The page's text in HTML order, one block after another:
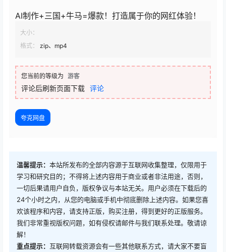
AI制作+三国+牛马=爆款！打造属于你的网红体验！
大小：
格式：
zip、mp4
您当前的等级为 游客
评论后刷新页面下载 评论
夸克网盘
温馨提示： 本站所发布的全部内容源于互联网收集整理，仅限用于
学习和研究目的；不得将上述内容用于商业或者非法用途，否则，
一切后果请用户自负，版权争议与本站无关。用户必须在下载后的
24个小时之内，从您的电脑或手机中彻底删除上述内容。如果您喜
欢该程序和内容，请支持正版，购买注册，得到更好的正版服务。
我们非常重视版权问题，如有侵权请邮件与我们联系处理。敬请谅
解！
重点提示： 互联网转载资源会有一些其他联系方式，请大家不要盲